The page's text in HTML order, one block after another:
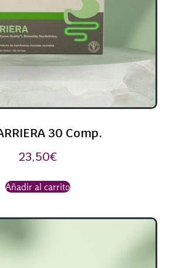
30 Comp.
23,50€
Añadir al carrito